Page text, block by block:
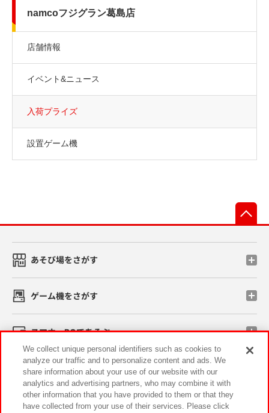
namcoフジグラン葛島店
店舗情報
イベント&ニュース
入荷プライズ
設置ゲーム機
あそび場をさがす
ゲーム機をさがす
スマホ・PCであそぶ
イベント・キャンペーン
We collect unique personal identifiers such as cookies to
analyze our traffic and to personalize content and ads. We
share information about your use of our website with our
analytics and advertising partners, who may combine it with
other information that you have provided to them or that they
have collected from your use of their services. Please click